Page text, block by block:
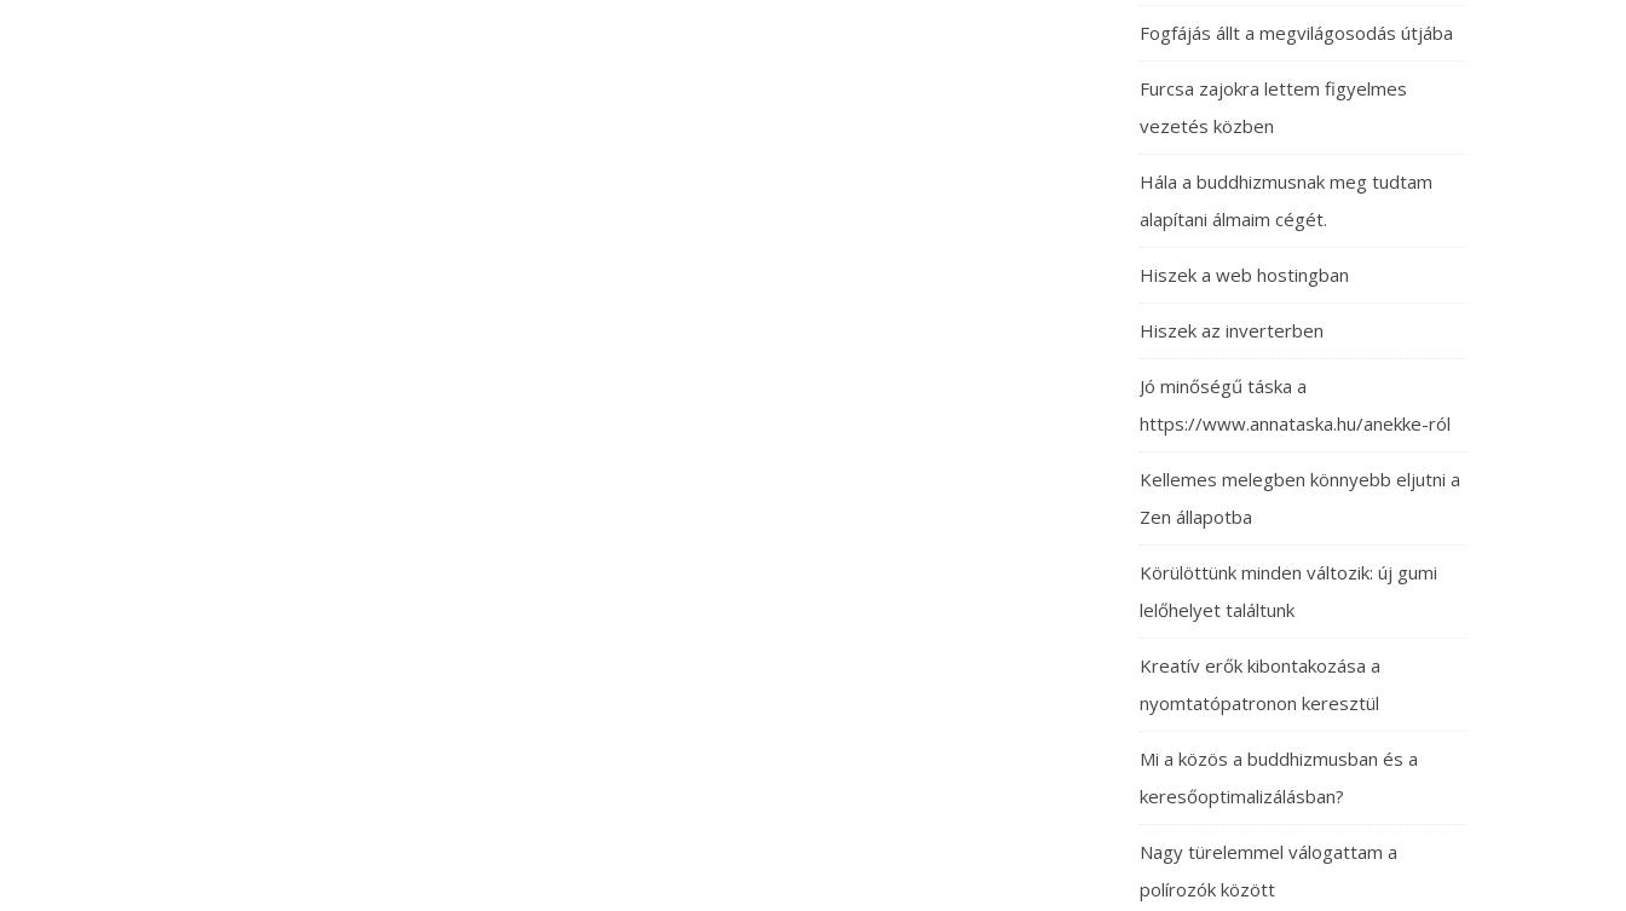
Fogfájás állt a megvilágosodás útjába
Furcsa zajokra lettem figyelmes
vezetés közben
Hála a buddhizmusnak meg tudtam
alapítani álmaim cégét.
Hiszek a web hostingban
Hiszek az inverterben
Jó minőségű táska a
https://www.annataska.hu/anekke-ról
Kellemes melegben könnyebb eljutni a
Zen állapotba
Körülöttünk minden változik: új gumi
lelőhelyet találtunk
Kreatív erők kibontakozása a
nyomtatópatronon keresztül
Mi a közös a buddhizmusban és a
keresőoptimalizálásban?
Nagy türelemmel válogattam a
polírozók között